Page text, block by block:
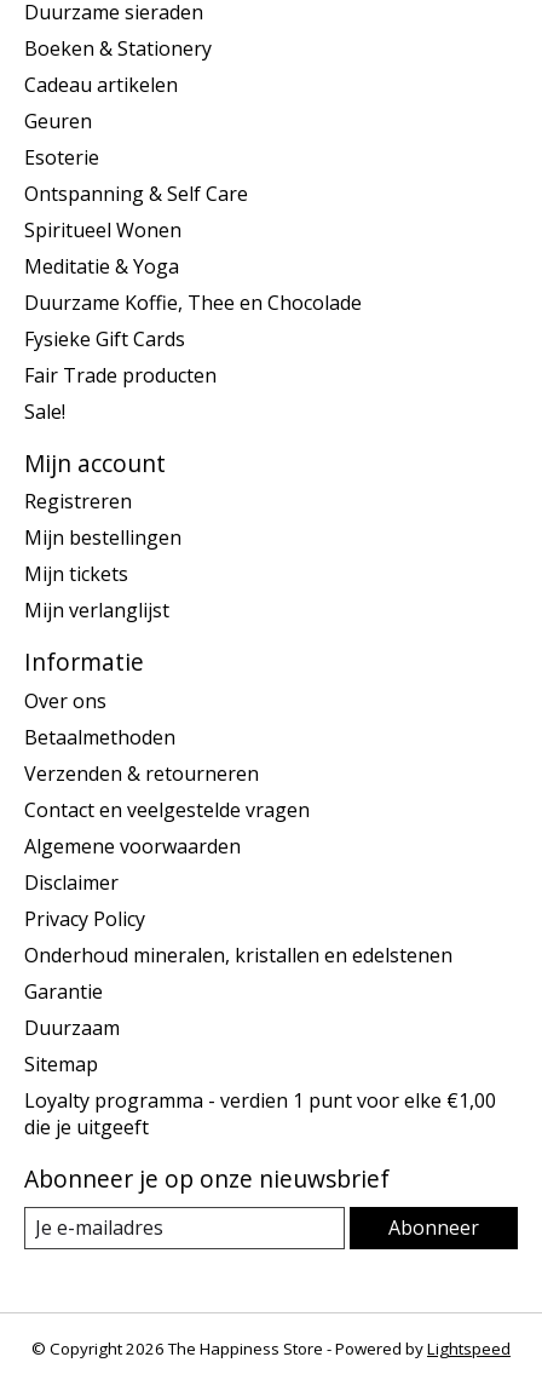
Duurzame sieraden
Boeken & Stationery
Cadeau artikelen
Geuren
Esoterie
Ontspanning & Self Care
Spiritueel Wonen
Meditatie & Yoga
Duurzame Koffie, Thee en Chocolade
Fysieke Gift Cards
Fair Trade producten
Sale!
Mijn account
Registreren
Mijn bestellingen
Mijn tickets
Mijn verlanglijst
Informatie
Over ons
Betaalmethoden
Verzenden & retourneren
Contact en veelgestelde vragen
Algemene voorwaarden
Disclaimer
Privacy Policy
Onderhoud mineralen, kristallen en edelstenen
Garantie
Duurzaam
Sitemap
Loyalty programma - verdien 1 punt voor elke €1,00
die je uitgeeft
Abonneer je op onze nieuwsbrief
Abonneer
© Copyright 2026 The Happiness Store - Powered byLightspeed